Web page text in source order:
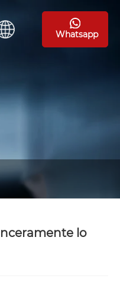
Whatsapp
lo